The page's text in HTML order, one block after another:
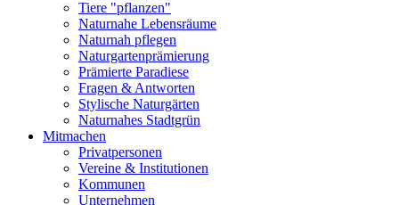
Tiere "pflanzen"
Naturnahe Lebensräume
Naturnah pflegen
Naturgartenprämierung
Prämierte Paradiese
Fragen & Antworten
Stylische Naturgärten
Naturnahes Stadtgrün
Mitmachen
Privatpersonen
Vereine & Institutionen
Kommunen
Unternehmen